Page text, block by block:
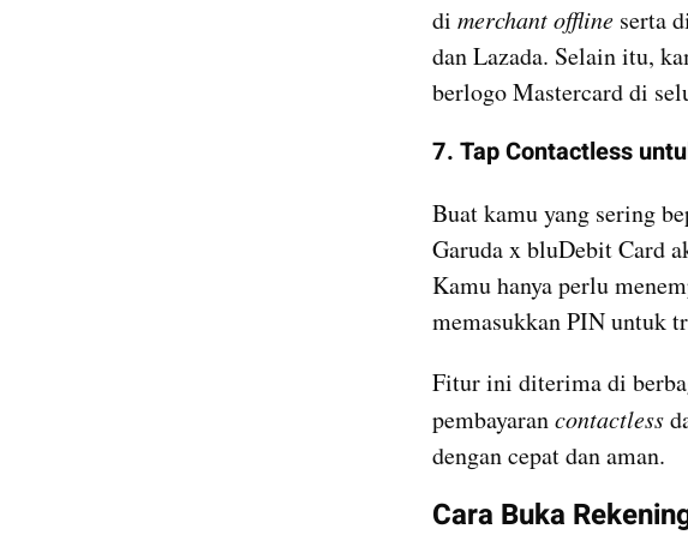
di merchant offline serta
dan Lazada. Selain itu,
berlogo Mastercard di
7. Tap Contactless
Buat kamu yang sering
Garuda x bluDebit Card
Kamu hanya perlu
memasukkan PIN untuk
Fitur ini diterima di
pembayaran contactless
dengan cepat dan aman.
Cara Buka